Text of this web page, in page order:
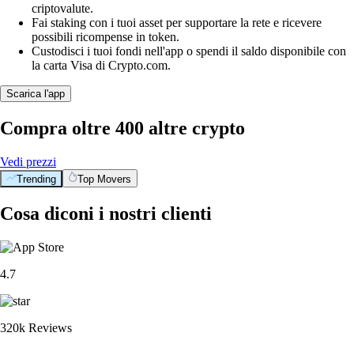
criptovalute.
Fai staking con i tuoi asset per supportare la rete e ricevere
possibili ricompense in token.
Custodisci i tuoi fondi nell'app o spendi il saldo disponibile con
la carta Visa di Crypto.com.
Scarica l'app
Compra oltre 400 altre crypto
Vedi prezzi
Trending Top Movers
Cosa diconi i nostri clienti
4.7
320k Reviews